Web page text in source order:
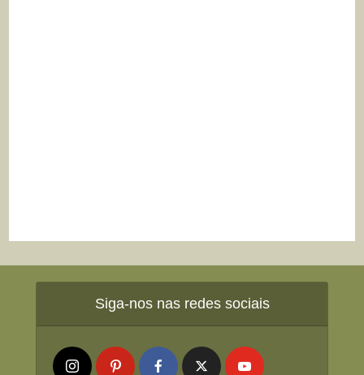
Siga-nos nas redes sociais